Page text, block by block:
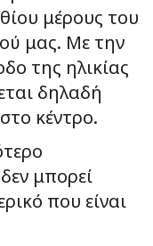
μέρους του
μας. Με την
της ηλικίας
δηλαδή
κέντρο.
μπορεί
που είναι